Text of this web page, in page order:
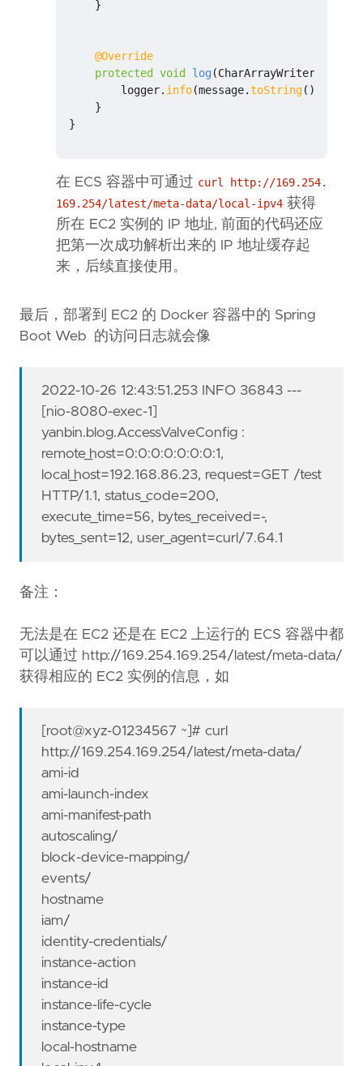
}
@Override
protected
void log (CharArrayWriter
logger. info(message.toString());
}
}
在 ECS 容器中可通过 curl http://169.254.
169.254/latest/meta-data/local-ipv4 获得
所在 EC2 实例的 IP 地址, 前面的代码还应
把第一次成功解析出来的 IP 地址缓存起
来，后续直接使用。
最后，部署到 EC2 的 Docker 容器中的 Spring
Boot Web 的访问日志就会像
2022-10-26 12:43:51.253 INFO 36843 ---
[nio-8080-exec-1]
yanbin.blog.AccessValveConfig :
remote_host=0:0:0:0:0:0:0:1,
local_host=192.168.86.23, request=GET /test
HTTP/1.1, status_code=200,
execute_time=56, bytes_received=-,
bytes_sent=12, user_agent=curl/7.64.1
备注：
无法是在 EC2 还是在 EC2 上运行的 ECS 容器中都
可以通过 http://169.254.169.254/latest/meta-data/
获得相应的 EC2 实例的信息，如
[root@xyz-01234567 ~]# curl
http://169.254.169.254/latest/meta-data/
ami-id
ami-launch-index
ami-manifest-path
autoscaling/
block-device-mapping/
events/
hostname
iam/
identity-credentials/
instance-action
instance-id
instance-life-cycle
instance-type
local-hostname